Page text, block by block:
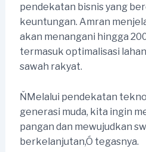
pendekatan bisnis yang
keuntungan. Amran
akan menangani hingga
termasuk optimalisasi
sawah rakyat.
ŇMelalui pendekatan
generasi muda, kita ingin
pangan dan mewujudkan
berkelanjutan,Ó tegasnya.